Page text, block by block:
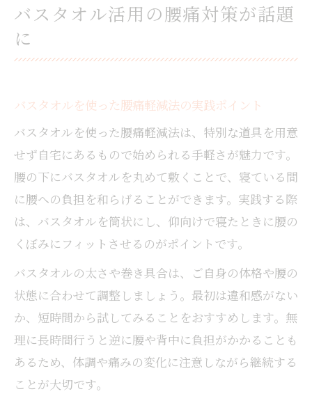
バスタオル活用の腰痛対策が話題
に
バスタオルを使った腰痛軽減法の実践ポイント
バスタオルを使った腰痛軽減法は、特別な道具を用意
せず自宅にあるもので始められる手軽さが魅力です。
腰の下にバスタオルを丸めて敷くことで、寝ている間
に腰への負担を和らげることができます。実践する際
は、バスタオルを筒状にし、仰向けで寝たときに腰の
くぼみにフィットさせるのがポイントです。
バスタオルの太さや巻き具合は、ご自身の体格や腰の
状態に合わせて調整しましょう。最初は違和感がない
か、短時間から試してみることをおすすめします。無
理に長時間行うと逆に腰や背中に負担がかかることも
あるため、体調や痛みの変化に注意しながら継続する
ことが大切です。